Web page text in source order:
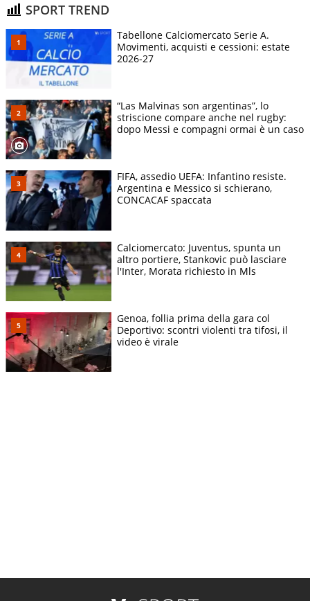
SPORT TREND
Tabellone Calciomercato Serie A.
Movimenti, acquisti e cessioni: estate
2026-27
“Las Malvinas son argentinas”, lo
striscione compare anche nel rugby:
dopo Messi e compagni ormai è un caso
FIFA, assedio UEFA: Infantino resiste.
Argentina e Messico si schierano,
CONCACAF spaccata
Calciomercato: Juventus, spunta un
altro portiere, Stankovic può lasciare
l'Inter, Morata richiesto in Mls
Genoa, follia prima della gara col
Deportivo: scontri violenti tra tifosi, il
video è virale